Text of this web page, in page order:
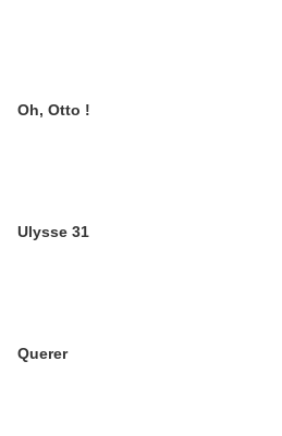
Oh, Otto !
Ulysse 31
Querer